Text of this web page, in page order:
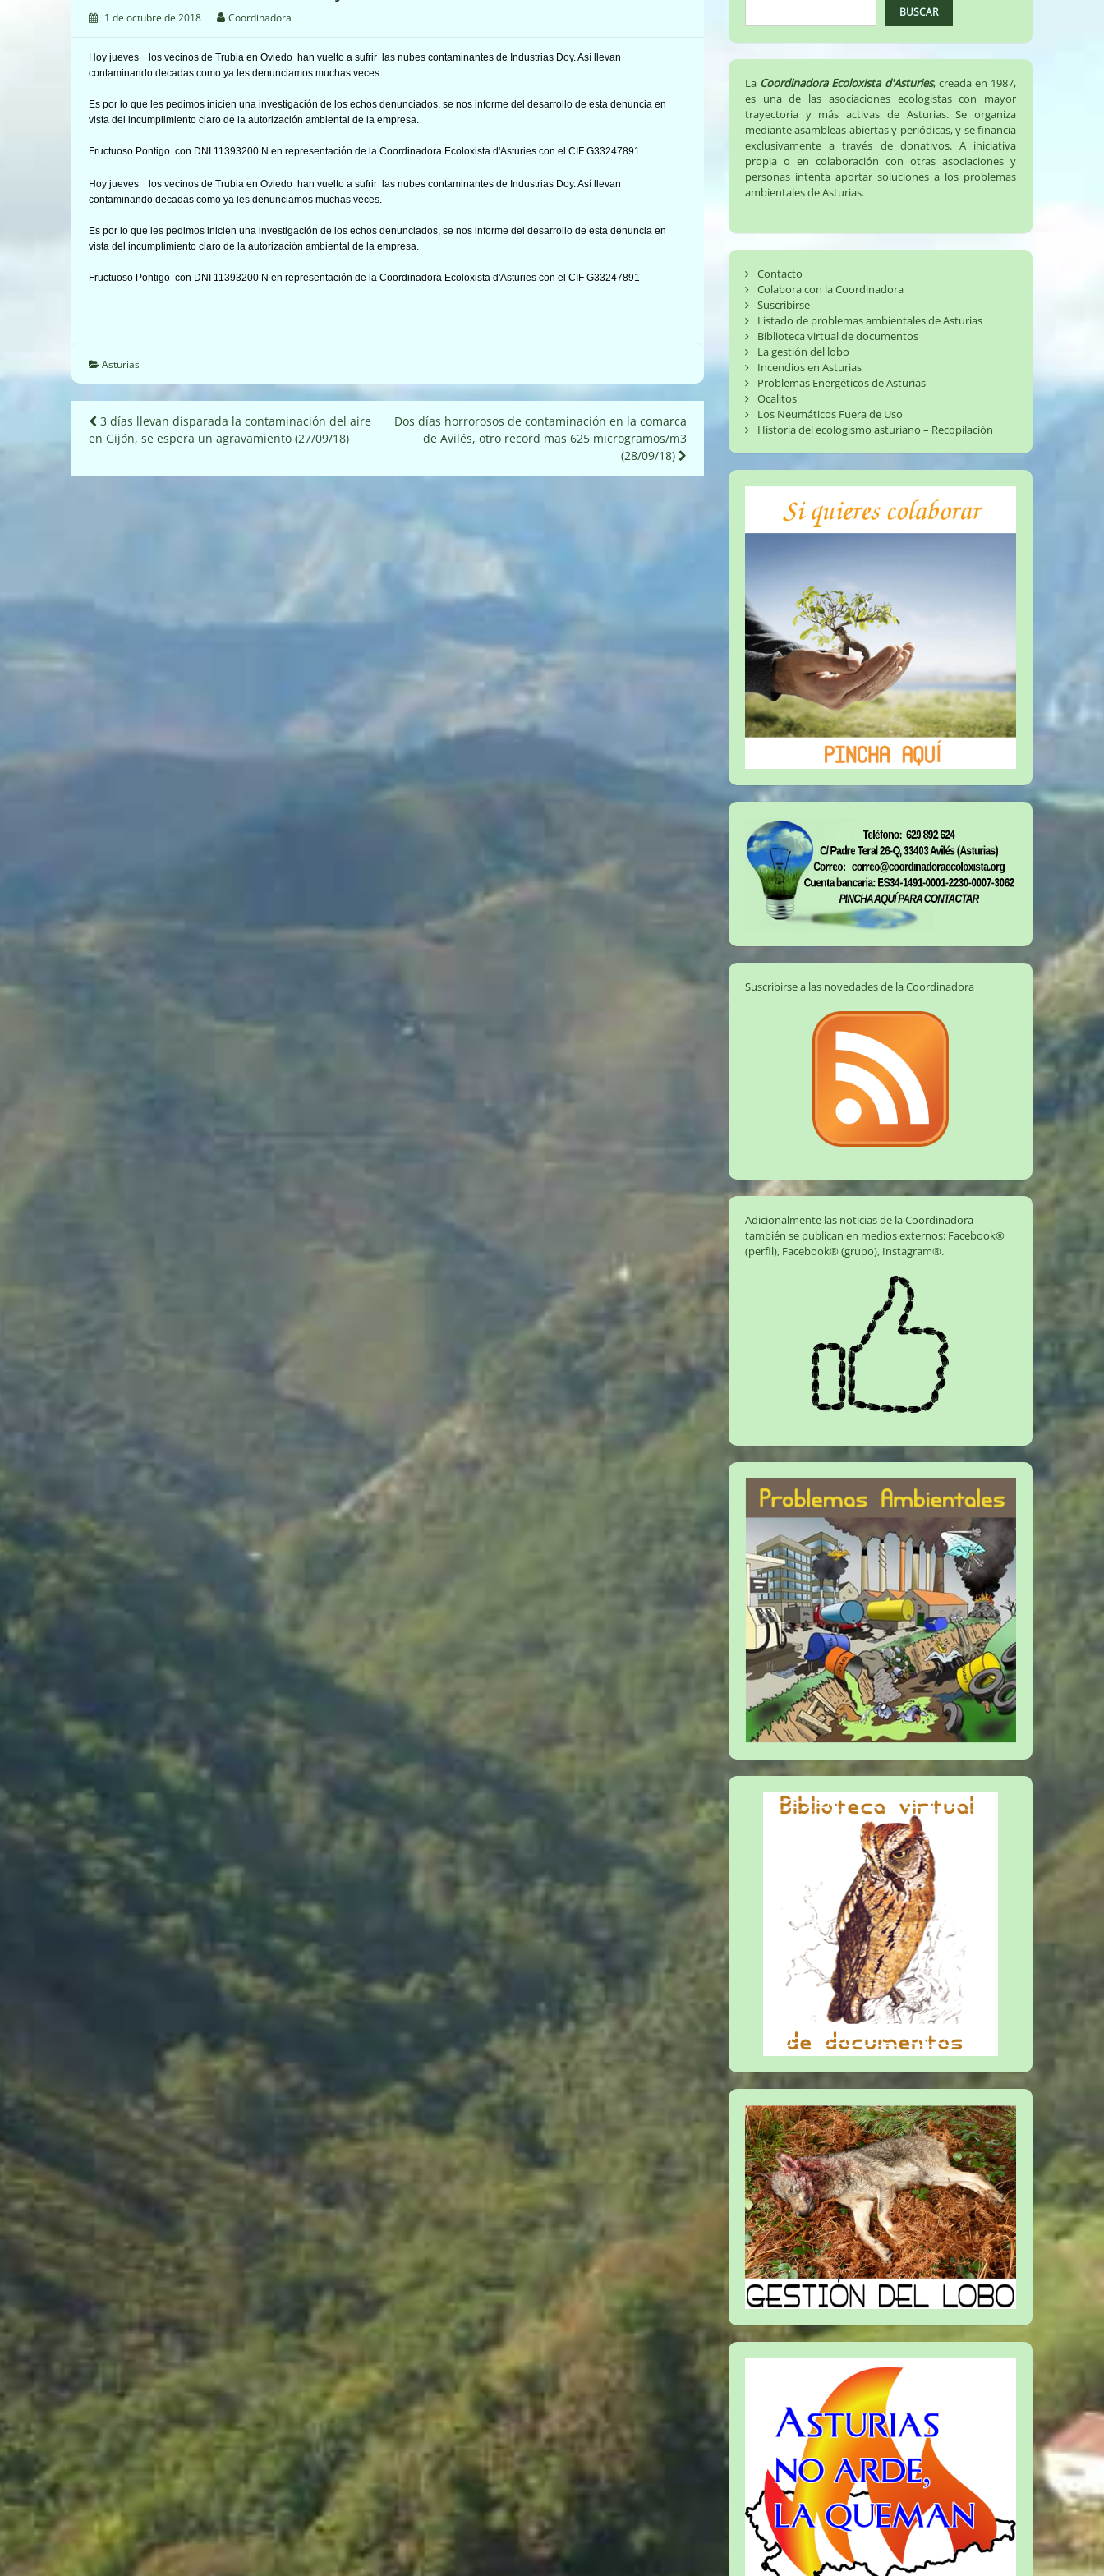
1 de octubre de 2018 Coordinadora
Hoy jueves los vecinos de Trubia en Oviedo han vuelto a sufrir las nubes contaminantes de Industrias Doy. Así llevan
contaminando decadas como ya les denunciamos muchas veces.
Es por lo que les pedimos inicien una investigación de los echos denunciados, se nos informe del desarrollo de esta denuncia en
vista del incumplimiento claro de la autorización ambiental de la empresa.
Fructuoso Pontigo con DNI 11393200 N en representación de la Coordinadora Ecoloxista d'Asturies con el CIF G33247891
Hoy jueves los vecinos de Trubia en Oviedo han vuelto a sufrir las nubes contaminantes de Industrias Doy. Así llevan
contaminando decadas como ya les denunciamos muchas veces.
Es por lo que les pedimos inicien una investigación de los echos denunciados, se nos informe del desarrollo de esta denuncia en
vista del incumplimiento claro de la autorización ambiental de la empresa.
Fructuoso Pontigo con DNI 11393200 N en representación de la Coordinadora Ecoloxista d'Asturies con el CIF G33247891
Asturias
Navegación
de
entradas
3 días llevan disparada la contaminación del aire
en Gijón, se espera un agravamiento (27/09/18)
Dos días horrorosos de contaminación en la comarca
de Avilés, otro record mas 625 microgramos/m3
(28/09/18)
BUSCAR
La Coordinadora Ecoloxista d'Asturies, creada en 1987,
es una de las asociaciones ecologistas con mayor
trayectoria y más activas de Asturias. Se organiza
mediante asambleas abiertas y periódicas, y se financia
exclusivamente a través de donativos. A iniciativa
propia o en colaboración con otras asociaciones y
personas intenta aportar soluciones a los problemas
ambientales de Asturias.
Contacto
Colabora con la Coordinadora
Suscribirse
Listado de problemas ambientales de Asturias
Biblioteca virtual de documentos
La gestión del lobo
Incendios en Asturias
Problemas Energéticos de Asturias
Ocalitos
Los Neumáticos Fuera de Uso
Historia del ecologismo asturiano – Recopilación
Suscribirse a las novedades de la Coordinadora
Adicionalmente las noticias de la Coordinadora
también se publican en medios externos: Facebook®
(perfil), Facebook® (grupo), Instagram®.